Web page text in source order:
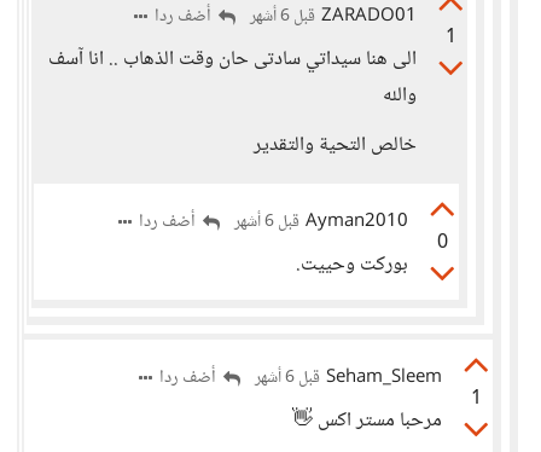
1
ZARADO01 قبل 6 أشهر أضف ردا
الى هنا سيداتي سادتى حان وقت الذهاب .. انا آسف
والله
خالص التحية والتقدير
0
Ayman2010 قبل 6 أشهر أضف ردا
بوركت وحييت.
1
Seham_Sleem قبل 6 أشهر أضف ردا
مرحبا مستر اكس 👋